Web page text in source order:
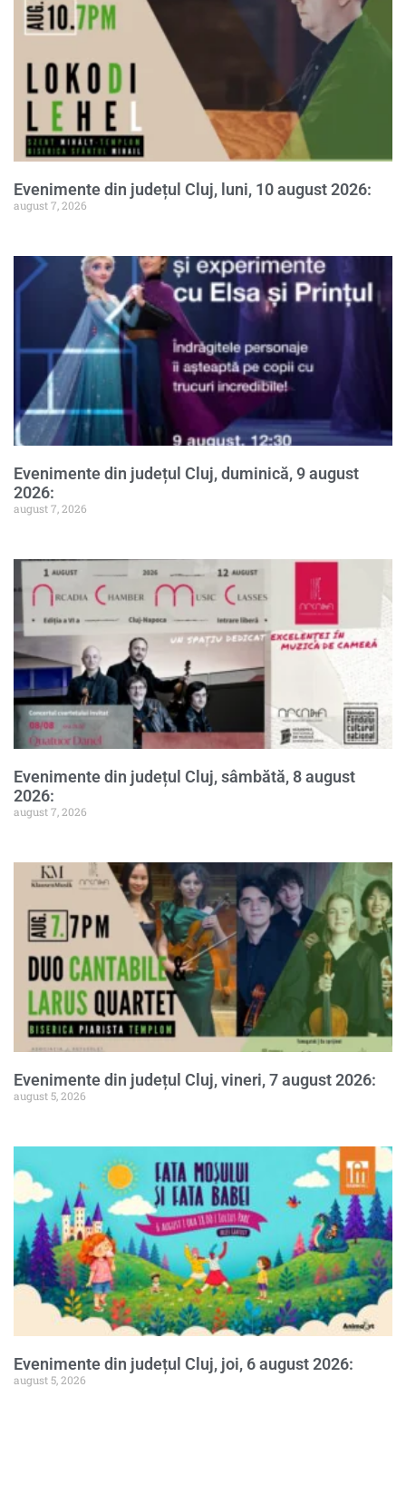
Evenimente din județul Cluj, luni, 10 august 2026:
august 7, 2026
Evenimente din județul Cluj, duminică, 9 august
2026:
august 7, 2026
Evenimente din județul Cluj, sâmbătă, 8 august
2026:
august 7, 2026
Evenimente din județul Cluj, vineri, 7 august 2026:
august 5, 2026
Evenimente din județul Cluj, joi, 6 august 2026:
august 5, 2026